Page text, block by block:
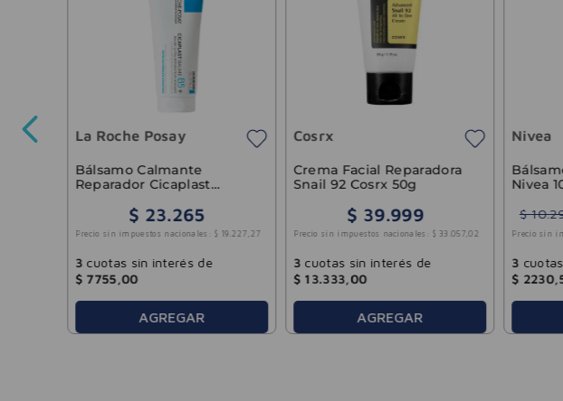
La Roche Posay
Bálsamo Calmante
Reparador Cicaplast
$ 23.265
Precio sin impuestos nacionales: $ 19 227 27
3 cuotas sin interés de
$ 7755,00
AGREGAR
Cosrx
Crema Facial Reparadora
Snail 92 Cosrx 50g
$ 39.999
Precio sin impuestos nacionales: $ 33 .057 ,02
3 cuotas sin interés de
$ 13.333 00
AGREGAR
Nivea
Nivea
$ 10.
Precio sin
3
$ 2230,